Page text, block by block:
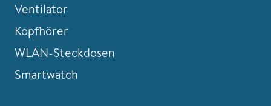
Ventilator
Kopfhörer
WLAN-Steckdosen
Smartwatch